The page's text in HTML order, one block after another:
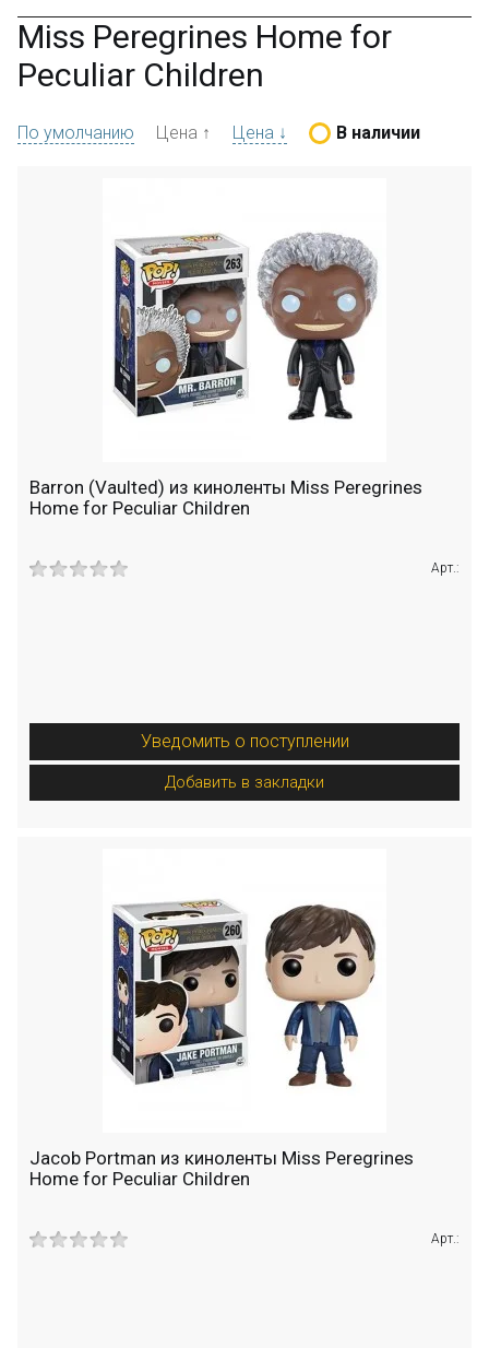
Miss Peregrines Home for
Peculiar Children
По умолчанию Цена ↑ Цена ↓ В наличии
Barron (Vaulted) из киноленты Miss Peregrines
Home for Peculiar Children
Арт.:
Уведомить о поступлении
Добавить в закладки
Jacob Portman из киноленты Miss Peregrines
Home for Peculiar Children
Арт.: